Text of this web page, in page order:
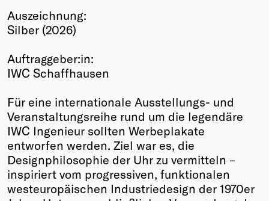
Winners
2026
Annual
Auszeichnung:
Silber (2026)
Auftraggeber:in:
IWC Schaffhausen
Für eine internationale Ausstellungs- und
Veranstaltungsreihe rund um die legendäre
IWC Ingenieur sollten Werbeplakate
entworfen werden. Ziel war es, die
Designphilosophie der Uhr zu vermitteln –
inspiriert vom progressiven, funktionalen
westeuropäischen Industriedesign der 1970er